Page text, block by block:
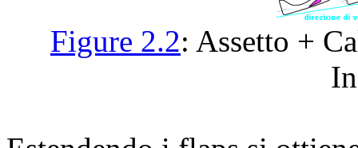
Figure 2.2: Assetto +